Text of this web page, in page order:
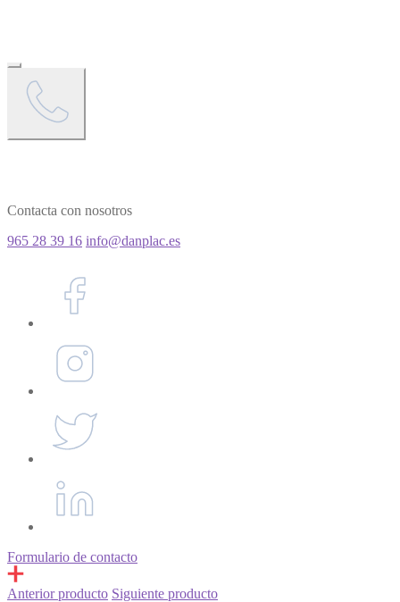
Contacta con nosotros
965 28 39 16 info@danplac.es
Formulario de contacto
Anterior producto Siguiente producto